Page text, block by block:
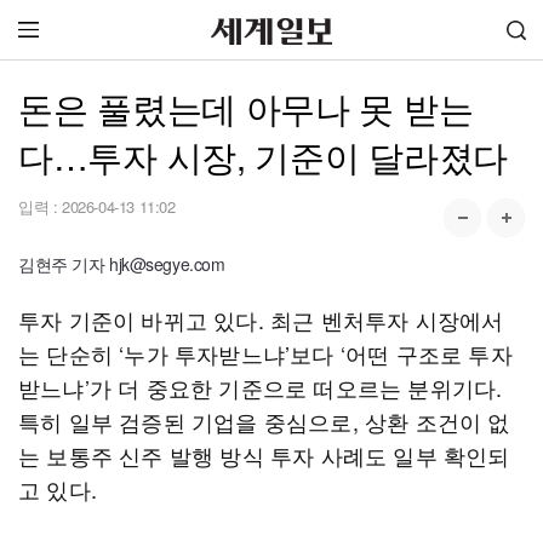
돈은 풀렸는데 아무나 못 받는
다…투자 시장, 기준이 달라졌다
입력 : 2026-04-13 11:02
김현주 기자 hjk@segye.com
투자 기준이 바뀌고 있다. 최근 벤처투자 시장에서
는 단순히 ‘누가 투자받느냐’보다 ‘어떤 구조로 투자
받느냐’가 더 중요한 기준으로 떠오르는 분위기다.
특히 일부 검증된 기업을 중심으로, 상환 조건이 없
는 보통주 신주 발행 방식 투자 사례도 일부 확인되
고 있다.